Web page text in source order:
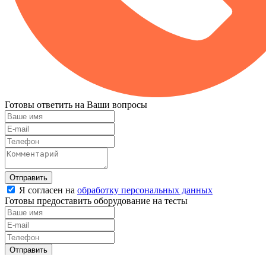
Готовы ответить на Ваши вопросы
Отправить
Я согласен на обработку персональных данных
Готовы предоставить оборудование на тесты
Отправить